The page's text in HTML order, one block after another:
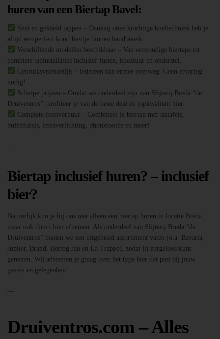
huren van een Biertap Bavel:
Snel en gekoeld tappen – Dankzij onze krachtige koeltechniek heb je
altijd een perfect koud biertje binnen handbereik.
Verschillende modellen beschikbaar – Van eenvoudige biertaps tot
complete tapinstallaties inclusief fusten, koolzuur en onderstel.
Gebruiksvriendelijk – Iedereen kan ermee overweg. Geen ervaring
nodig!
Scherpe prijzen – Omdat we onderdeel zijn van Slijterij Breda “de
Druiventros”, profiteer je van de beste deal én topkwaliteit bier.
Complete feestverhuur – Combineer je biertap met statafels,
buffettafels, feestverlichting, photobooths en meer!
—
Biertap inclusief huren? – inclusief
bier?
Natuurlijk kun je bij ons niet alleen een biertap huren in locatie Breda,
maar ook direct bier afnemen. Als onderdeel van Slijterij Breda “de
Druiventros” bieden we een uitgebreid assortiment vaten (o.a. Bavaria,
Jupiler, Brand, Hertog Jan en La Trappe), zodat jij zorgeloos kunt
genieten. Wij adviseren je graag over het type bier dat past bij jouw
gasten en gelegenheid.
—
Druiventros.com – Alles